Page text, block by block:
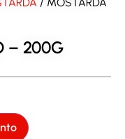
– 200G